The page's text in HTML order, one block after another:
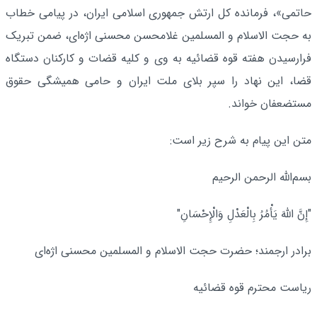
حاتمی»، فرمانده کل ارتش جمهوری اسلامی ایران، در پیامی خطاب
به حجت الاسلام و المسلمین غلامحسن محسنی اژه‌ای، ضمن تبریک
فرارسیدن هفته قوه قضائیه به وی و کلیه قضات و کارکنان دستگاه
قضا، این نهاد را سپر بلای ملت ایران و حامی همیشگی حقوق
مستضعفان خواند.
متن این پیام به شرح زیر است:
بسم‌الله الرحمن الرحیم
"إِنَّ اللَّهَ یَأْمُرُ بِالْعَدْلِ وَالْإِحْسَانِ"
برادر ارجمند؛ حضرت حجت الاسلام و المسلمین محسنی اژه‌ای
ریاست محترم قوه قضائیه